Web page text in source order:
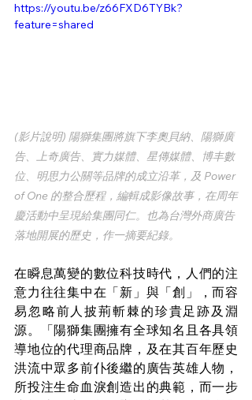
https://youtu.be/z66FXD6TYBk?
feature=shared
(影片說明) 陽獅集團將旗下李奧貝納、陽獅廣
告、上奇廣告、實力媒體、星傳媒體、博丰數
位、明思力公關等品牌的成立沿革，及 Power
of One 的整合歷程，編輯成影像故事，在周年
慶活動中呈現給集團同仁。也為台灣外商廣告
落地開展的歷史，作一摘要紀錄。
在瞬息萬變的數位科技時代，人們的注
意力往往集中在「新」與「創」，而容
易忽略前人披荊斬棘的珍貴足跡及淵
源。「陽獅集團擁有全球知名且各具領
導地位的代理商品牌，及在其百年歷史
洪流中眾多前仆後繼的廣告英雄人物，
所投注生命血淚創造出的典範，而一步